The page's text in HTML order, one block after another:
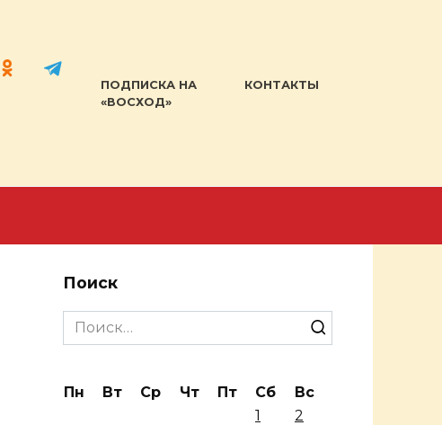
ПОДПИСКА НА
«ВОСХОД»
КОНТАКТЫ
Поиск
Search
for:
Пн Вт Ср Чт Пт Сб
Вс
1
2